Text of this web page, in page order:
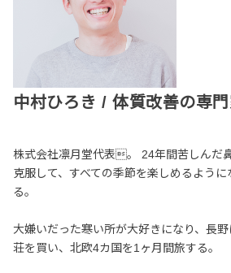
中村ひろき / 体質改善の専
株式会社凛月堂代表。 24年間苦しんだ
克服して、すべての季節を楽しめるように
る。
大嫌いだった寒い所が大好きになり、長野
荘を買い、北欧4カ国を1ヶ月間旅する。